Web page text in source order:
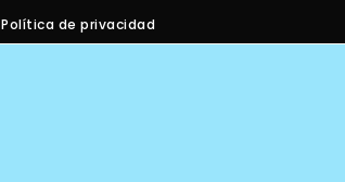
Política de privacidad